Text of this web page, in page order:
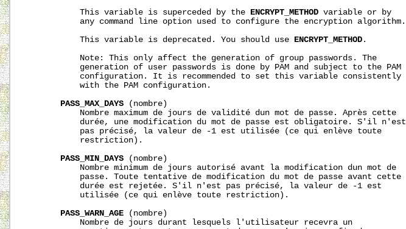
           This variable is superceded by the
ENCRYPT_METHOD variable or by
           any command line option used to configure the encryption algorithm.
           This variable is deprecated. You should use
ENCRYPT_METHOD .
           Note: This only affect the generation of group passwords. The
           generation of user passwords is done by PAM and subject to the PAM
           configuration. It is recommended to set this variable consistently
           with the PAM configuration.
PASS_MAX_DAYS (nombre)
           Nombre maximum de jours de validité dun mot de passe. Après cette
           durée, une modification du mot de passe est obligatoire. S'il n'est
           pas précisé, la valeur de -1 est utilisée (ce qui enlève toute
           restriction).
PASS_MIN_DAYS (nombre)
           Nombre minimum de jours autorisé avant la modification dun mot de
           passe. Toute tentative de modification du mot de passe avant cette
           durée est rejetée. S'il n'est pas précisé, la valeur de -1 est
           utilisée (ce qui enlève toute restriction).
PASS_WARN_AGE (nombre)
           Nombre de jours durant lesquels l'utilisateur recevra un